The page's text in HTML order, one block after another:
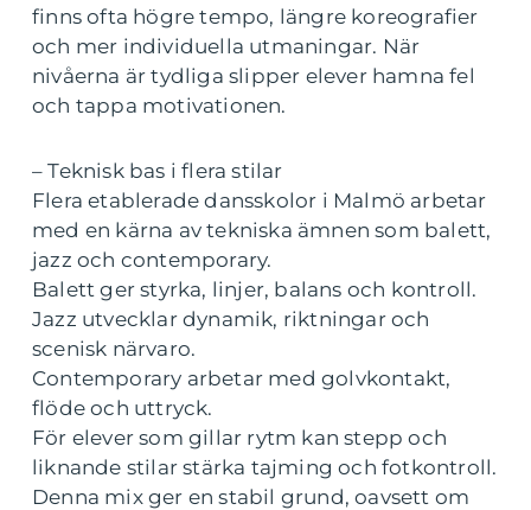
finns ofta högre tempo, längre koreografier
och mer individuella utmaningar. När
nivåerna är tydliga slipper elever hamna fel
och tappa motivationen.
– Teknisk bas i flera stilar
Flera etablerade dansskolor i Malmö arbetar
med en kärna av tekniska ämnen som balett,
jazz och contemporary.
Balett ger styrka, linjer, balans och kontroll.
Jazz utvecklar dynamik, riktningar och
scenisk närvaro.
Contemporary arbetar med golvkontakt,
flöde och uttryck.
För elever som gillar rytm kan stepp och
liknande stilar stärka tajming och fotkontroll.
Denna mix ger en stabil grund, oavsett om